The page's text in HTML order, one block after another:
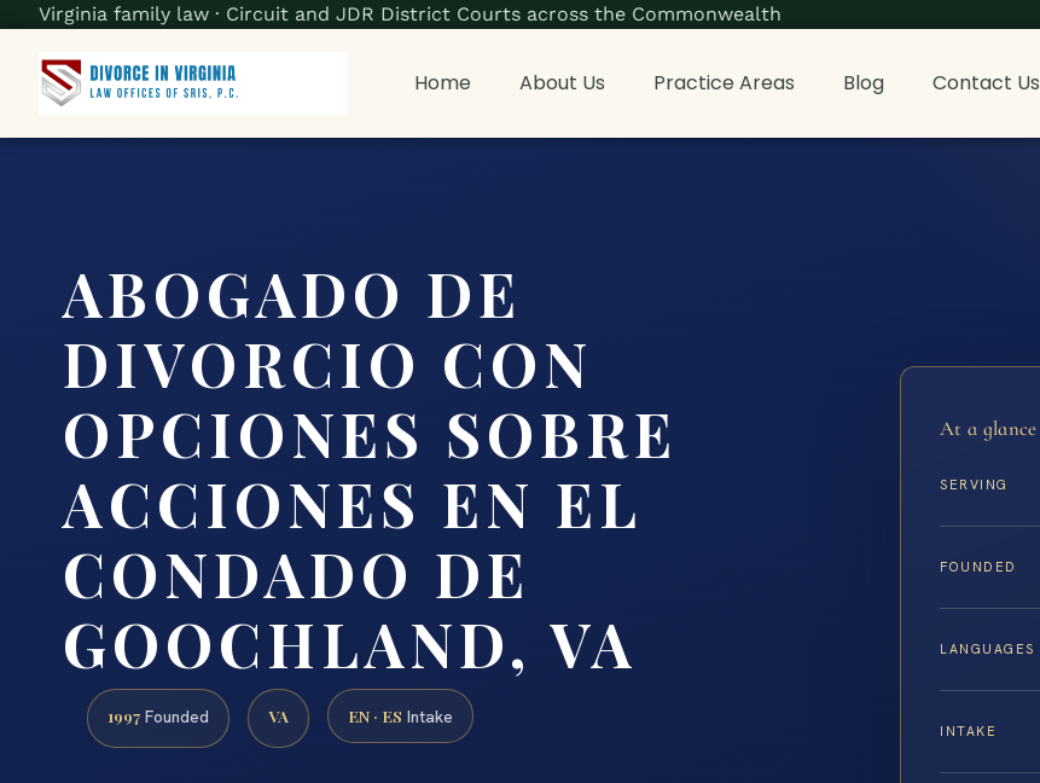
Virginia family law · Circuit and JDR District Courts across the Commonwealth
Home About Us Practice Areas Blog Contact Us
ABOGADO DE
DIVORCIO CON
OPCIONES SOBRE
ACCIONES EN EL
CONDADO DE
GOOCHLAND, VA
1997 Founded VA EN · ES Intake
At a glance
SERVING
FOUNDED
LANGUAGES
INTAKE